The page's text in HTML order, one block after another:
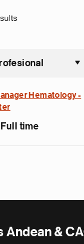
Hematology -
Full time
Andean &